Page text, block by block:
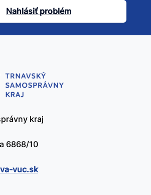
článok
užitočný?
Nahlásiť problém
kraj
6868/10
vuc.sk